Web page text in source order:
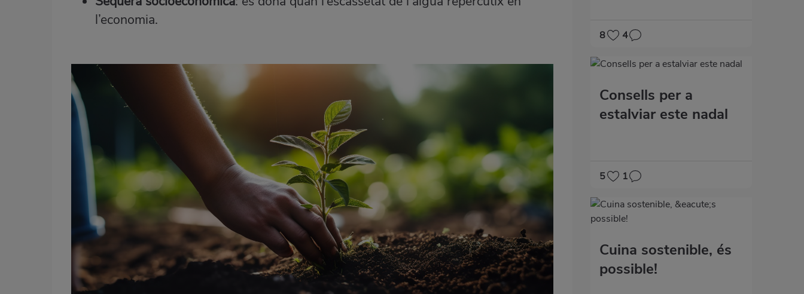
8 4
Consells per a
estalviar este nadal
5 1
Cuina sostenible, és
possible!
l’economia.